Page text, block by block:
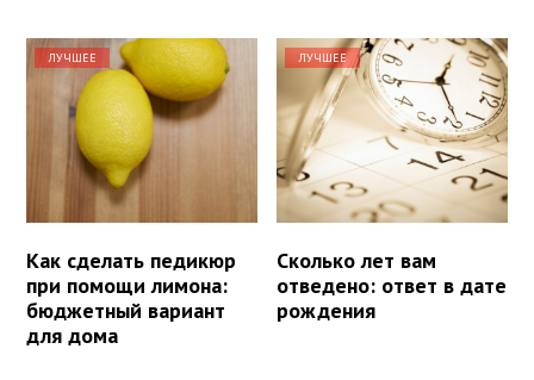
ЛУЧШЕЕ
Как сделать педикюр
при помощи лимона:
бюджетный вариант
для дома
ЛУЧШЕЕ
Сколько лет вам
отведено: ответ в дате
рождения